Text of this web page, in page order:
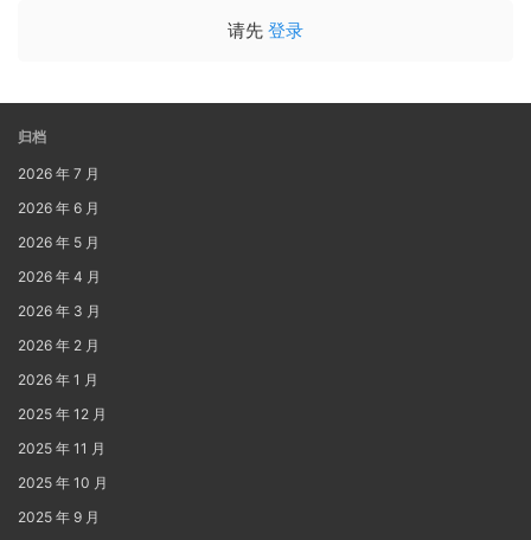
请先 登录
归档
2026 年 7 月
2026 年 6 月
2026 年 5 月
2026 年 4 月
2026 年 3 月
2026 年 2 月
2026 年 1 月
2025 年 12 月
2025 年 11 月
2025 年 10 月
2025 年 9 月